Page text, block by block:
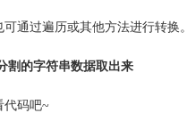
通过遍历或其他方法进行转换。
割的字符串数据取出来
代码吧~